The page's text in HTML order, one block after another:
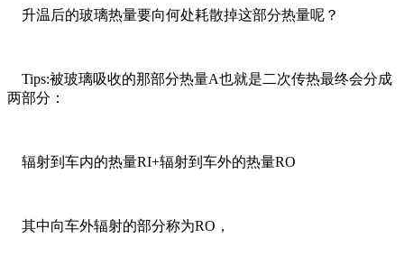
升温后的玻璃热量要向何处耗散掉这部分热量呢？
Tips:被玻璃吸收的那部分热量A也就是二次传热最终会分成
两部分：
辐射到车内的热量RI+辐射到车外的热量RO
其中向车外辐射的部分称为RO，